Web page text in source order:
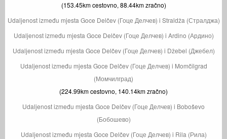
(153.45km cestovno, 88.44km zračno)
Udaljenost između mjesta Goce Delčev (Гоце Делчев) i Straldža (Стралджа)
Udaljenost između mjesta Goce Delčev (Гоце Делчев) i Ardino (Ардино)
Udaljenost između mjesta Goce Delčev (Гоце Делчев) i Džebel (Джебел)
Udaljenost između mjesta Goce Delčev (Гоце Делчев) i Momčilgrad
(Момчилград)
(224.99km cestovno, 140.14km zračno)
Udaljenost između mjesta Goce Delčev (Гоце Делчев) i Boboševo
(Бобошево)
Udaljenost između mjesta Goce Delčev (Гоце Делчев) i Rila (Рила)